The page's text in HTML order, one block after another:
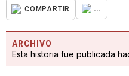
COMPARTIR ...
ARCHIVO
Esta historia fue publicada